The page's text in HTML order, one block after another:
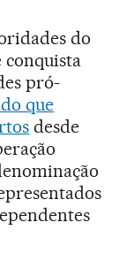
do
pró-
que
desde